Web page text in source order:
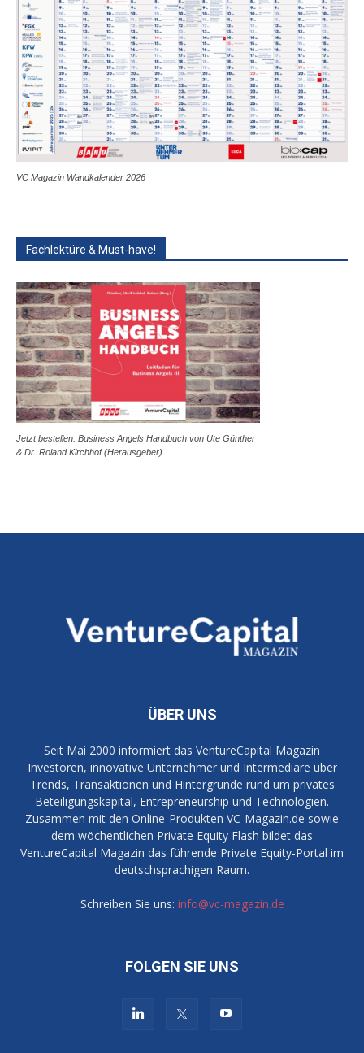
VC Magazin Wandkalender 2026
Fachlektüre & Must-have!
Jetzt bestellen: Business Angels Handbuch von Ute Günther
& Dr. Roland Kirchhof (Herausgeber)
ÜBER UNS
Seit Mai 2000 informiert das VentureCapital Magazin
Investoren, innovative Unternehmer und Intermediäre über
Trends, Transaktionen und Hintergründe rund um privates
Beteiligungskapital, Entrepreneurship und Technologien.
Zusammen mit den Online-Produkten VC-Magazin.de sowie
dem wöchentlichen Private Equity Flash bildet das
VentureCapital Magazin das führende Private Equity-Portal im
deutschsprachigen Raum.
Schreiben Sie uns: info@vc-magazin.de
FOLGEN SIE UNS